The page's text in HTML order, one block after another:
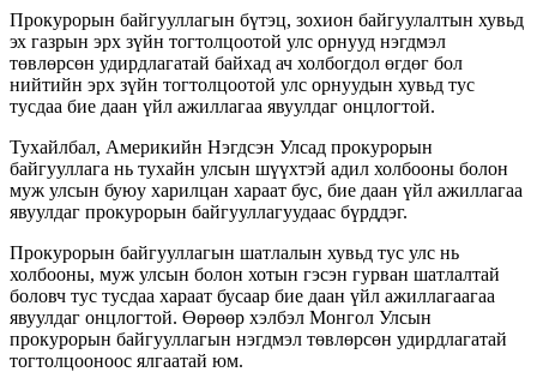
Прокурорын байгууллагын бүтэц, зохион байгуулалтын хувьд
эх газрын эрх зүйн тогтолцоотой улс орнууд нэгдмэл
төвлөрсөн удирдлагатай байхад ач холбогдол өгдөг бол
нийтийн эрх зүйн тогтолцоотой улс орнуудын хувьд тус
тусдаа бие даан үйл ажиллагаа явуулдаг онцлогтой.
Тухайлбал, Америкийн Нэгдсэн Улсад прокурорын
байгууллага нь тухайн улсын шүүхтэй адил холбооны болон
муж улсын буюу харилцан хараат бус, бие даан үйл ажиллагаа
явуулдаг прокурорын байгууллагуудаас бүрддэг.
Прокурорын байгууллагын шатлалын хувьд тус улс нь
холбооны, муж улсын болон хотын гэсэн гурван шатлалтай
боловч тус тусдаа хараат бусаар бие даан үйл ажиллагаагаа
явуулдаг онцлогтой. Өөрөөр хэлбэл Монгол Улсын
прокурорын байгууллагын нэгдмэл төвлөрсөн удирдлагатай
тогтолцооноос ялгаатай юм.